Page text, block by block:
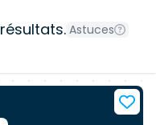
résultats. Astuces